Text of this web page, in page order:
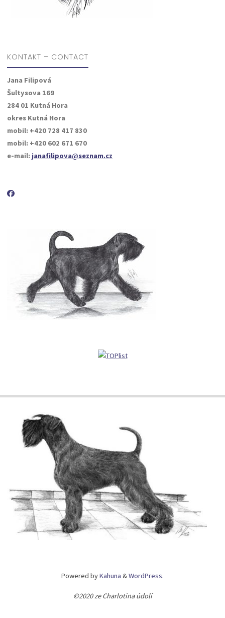
KONTAKT – CONTACT
Jana Filipová
Šultysova 169
284 01 Kutná Hora
okres Kutná Hora
mobil: +420 728 417 830
mobil: +420 602 671 670
e-mail: janafilipova@seznam.cz
Powered byKahuna &WordPress.
©2020 ze Charlotina údolí